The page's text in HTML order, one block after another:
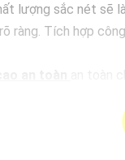
lượng sắc nét sẽ
ràng. Tích hợp